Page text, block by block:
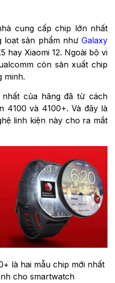
cung cấp chip lớn nhất
loạt sản phẩm như Galaxy
hay Xiaomi 12. Ngoài bộ vi
còn sản xuất chip
minh.
của hãng đã từ cách
4100 và 4100+. Và đây là
linh kiện này cho ra mắt
là hai mẫu chip mới nhất
cho smartwatch